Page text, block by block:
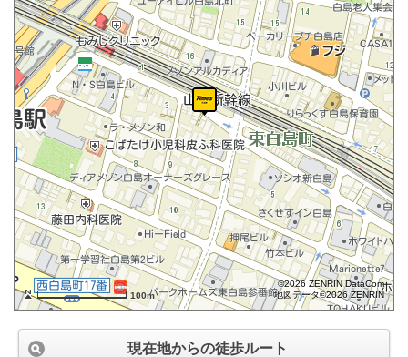
100m
©2026 ZENRIN DataCom
地図データ©2026 ZENRIN
現在地からの徒歩ルート